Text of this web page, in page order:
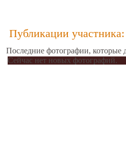
Публикации участника:
Последние фотографии, которые
Сейчас нет новых фотографий.